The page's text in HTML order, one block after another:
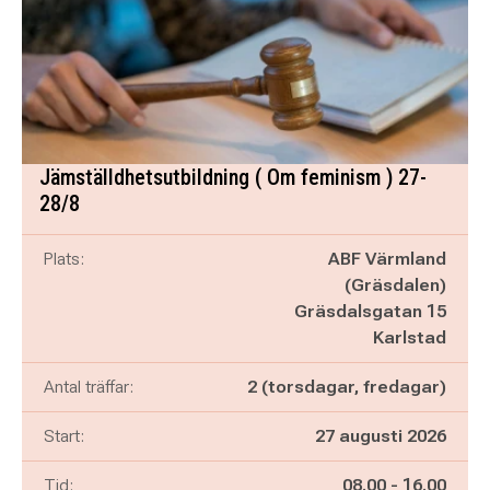
Jämställdhetsutbildning ( Om feminism ) 27-
28/8
Plats:
ABF Värmland
(Gräsdalen)
Gräsdalsgatan 15
Karlstad
Antal träffar: 2 (torsdagar, fredagar)
Start: 27 augusti 2026
Tid: Pågår mellan
08.00 - och
16.00